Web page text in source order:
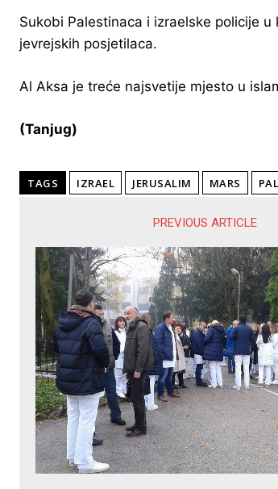
Sukobi Palestinaca i izraelske policije
jevrejskih posjetilaca.
Al Aksa je treće najsvetije mjesto u
(Tanjug)
TAGS IZRAEL JERUSALIM MARS
PREVIOUS ARTICLE